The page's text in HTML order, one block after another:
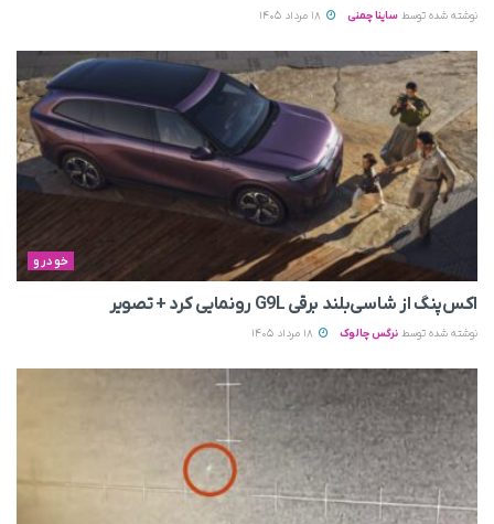
نوشته شده توسط ساینا چمنی
خودرو
اکس‌پنگ از شاسی‌بلند برقی G9L رونمایی کرد + تصویر
نوشته شده توسط نرگس چالوک